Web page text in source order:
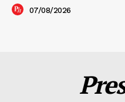
07/08/2026